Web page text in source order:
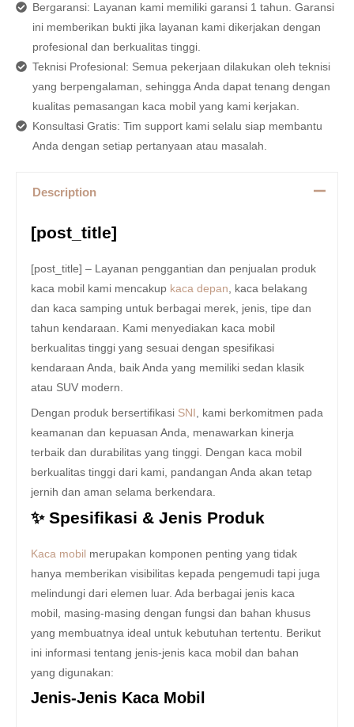
Bergaransi: Layanan kami memiliki garansi 1 tahun. Garansi
ini memberikan bukti jika layanan kami dikerjakan dengan
profesional dan berkualitas tinggi.
Teknisi Profesional: Semua pekerjaan dilakukan oleh teknisi
yang berpengalaman, sehingga Anda dapat tenang dengan
kualitas pemasangan kaca mobil yang kami kerjakan.
Konsultasi Gratis: Tim support kami selalu siap membantu
Anda dengan setiap pertanyaan atau masalah.
Description
[post_title]
[post_title] – Layanan penggantian dan penjualan produk
kaca mobil kami mencakup kaca depan , kaca belakang
dan kaca samping untuk berbagai merek, jenis, tipe dan
tahun kendaraan. Kami menyediakan kaca mobil
berkualitas tinggi yang sesuai dengan spesifikasi
kendaraan Anda, baik Anda yang memiliki sedan klasik
atau SUV modern.
Dengan produk bersertifikasi SNI
, kami berkomitmen pada
keamanan dan kepuasan Anda, menawarkan kinerja
terbaik dan durabilitas yang tinggi. Dengan kaca mobil
berkualitas tinggi dari kami, pandangan Anda akan tetap
jernih dan aman selama berkendara.
✨ Spesifikasi & Jenis Produk
Kaca mobil merupakan komponen penting yang tidak
hanya memberikan visibilitas kepada pengemudi tapi juga
melindungi dari elemen luar. Ada berbagai jenis kaca
mobil, masing-masing dengan fungsi dan bahan khusus
yang membuatnya ideal untuk kebutuhan tertentu. Berikut
ini informasi tentang jenis-jenis kaca mobil dan bahan
yang digunakan:
Jenis-Jenis Kaca Mobil